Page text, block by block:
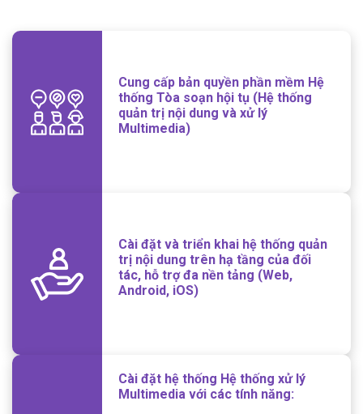
Cung cấp bản quyền phần mềm Hệ
thống Tòa soạn hội tụ (Hệ thống
quản trị nội dung và xử lý
Multimedia)
Cài đặt và triển khai hệ thống quản
trị nội dung trên hạ tầng của đối
tác, hỗ trợ đa nền tảng (Web,
Android, iOS)
Cài đặt hệ thống Hệ thống xử lý
Multimedia với các tính năng: